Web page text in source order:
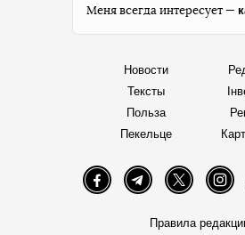
Меня всегда интересует —
Новости
Тексты
Польза
Пекельце
FacebookTelegramTwitter
Правила